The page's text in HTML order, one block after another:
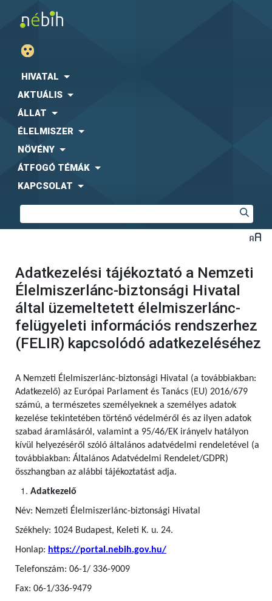
HIVATAL
AKTUÁLIS
ÁLLAT
ÉLELMISZER
NÖVÉNY
ÁTFOGÓ TÉMÁK
KAPCSOLAT
Adatkezelési tájékoztató a Nemzeti
Élelmiszerlánc-biztonsági Hivatal
által üzemeltetett élelmiszerlánc-
felügyeleti információs rendszerhez
(FELIR) kapcsolódó adatkezeléséhez
A Nemzeti Élelmiszerlánc-biztonsági Hivatal (a továbbiakban:
Adatkezelő) az Európai Parlament és Tanács (EU) 2016/679
számú, a természetes személyeknek a személyes adatok
kezelése tekintetében történő védelméről és az ilyen adatok
szabad áramlásáról, valamint a 95/46/EK irányelv hatályon
kívül helyezéséről szóló általános adatvédelmi rendeletével (a
továbbiakban: Általános Adatvédelmi Rendelet/GDPR)
összhangban az alábbi tájékoztatást adja.
Adatkezelő
Név: Nemzeti Élelmiszerlánc-biztonsági Hivatal
Székhely: 1024 Budapest, Keleti K. u. 24.
Honlap: https://portal.nebih.gov.hu/
Telefonszám: 06-1/ 336-9009
Fax: 06-1/336-9479